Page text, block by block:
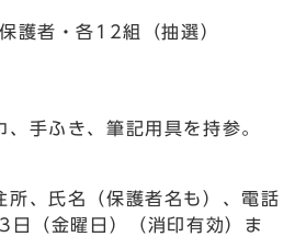
護者・各12組（抽選）
手ふき、筆記用具を持参。
所、氏名（保護者名も）、電話
（金曜日）（消印有効）ま